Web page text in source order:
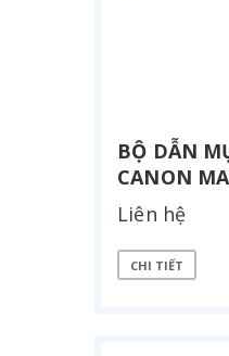
BỘ DẪN
CANON
Liên hệ
CHI TIẾT